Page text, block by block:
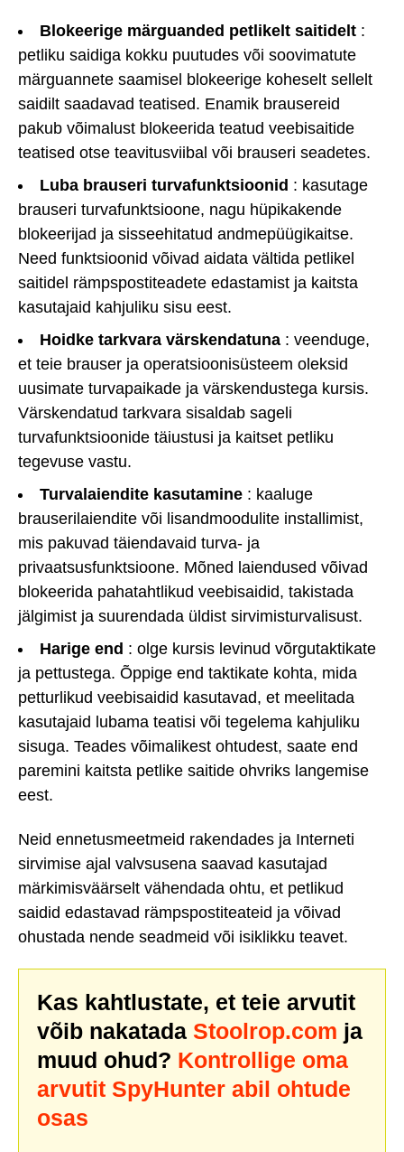
Blokeerige märguanded petlikelt saitidelt :
petliku saidiga kokku puutudes või soovimatute
märguannete saamisel blokeerige koheselt sellelt
saidilt saadavad teatised. Enamik brausereid
pakub võimalust blokeerida teatud veebisaitide
teatised otse teavitusviibal või brauseri seadetes.
Luba brauseri turvafunktsioonid : kasutage
brauseri turvafunktsioone, nagu hüpikakende
blokeerijad ja sisseehitatud andmepüügikaitse.
Need funktsioonid võivad aidata vältida petlikel
saitidel rämpspostiteadete edastamist ja kaitsta
kasutajaid kahjuliku sisu eest.
Hoidke tarkvara värskendatuna : veenduge,
et teie brauser ja operatsioonisüsteem oleksid
uusimate turvapaikade ja värskendustega kursis.
Värskendatud tarkvara sisaldab sageli
turvafunktsioonide täiustusi ja kaitset petliku
tegevuse vastu.
Turvalaiendite kasutamine : kaaluge
brauserilaiendite või lisandmoodulite installimist,
mis pakuvad täiendavaid turva- ja
privaatsusfunktsioone. Mõned laiendused võivad
blokeerida pahatahtlikud veebisaidid, takistada
jälgimist ja suurendada üldist sirvimisturvalisust.
Harige end : olge kursis levinud võrgutaktikate
ja pettustega. Õppige end taktikate kohta, mida
petturlikud veebisaidid kasutavad, et meelitada
kasutajaid lubama teatisi või tegelema kahjuliku
sisuga. Teades võimalikest ohtudest, saate end
paremini kaitsta petlike saitide ohvriks langemise
eest.
Neid ennetusmeetmeid rakendades ja Interneti
sirvimise ajal valvsusena saavad kasutajad
märkimisväärselt vähendada ohtu, et petlikud
saidid edastavad rämpspostiteateid ja võivad
ohustada nende seadmeid või isiklikku teavet.
Kas kahtlustate, et teie arvutit
võib nakatada Stoolrop.com ja
muud ohud? Kontrollige oma
arvutit SpyHunter abil ohtude
osas